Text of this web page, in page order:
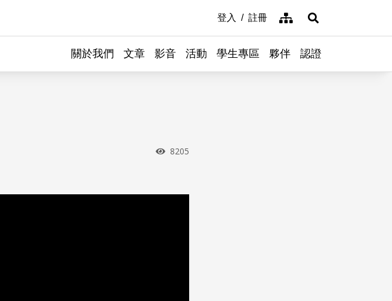
登入 註冊 網站導覽展開搜尋
關於我們 文章 影音 活動 學生專區 夥伴 認證
瀏覽次數
8205